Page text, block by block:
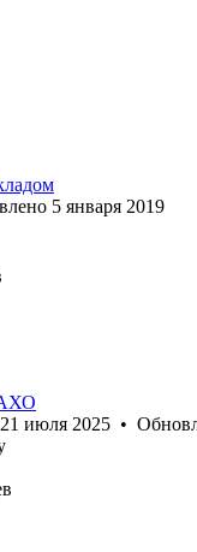
5 января 2019
АХО
21 июля 2025 •